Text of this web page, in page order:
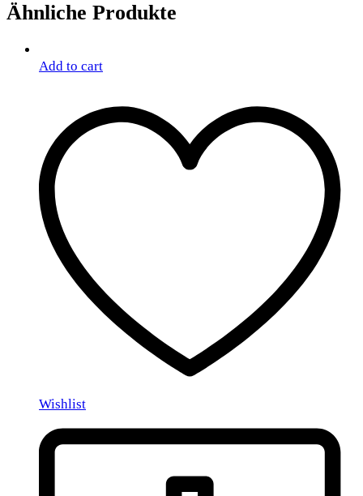
Ähnliche Produkte
Add to cart
Wishlist